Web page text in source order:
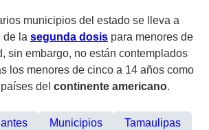
municipios del estado se lleva a
de la segunda dosis para menores de
sin embargo, no están contemplados
los menores de cinco a 14 años como
del continente americano.
Municipios
Tamaulipas